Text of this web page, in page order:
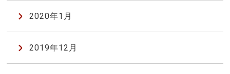
2020年1月
2019年12月